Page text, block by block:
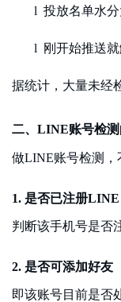
l 投放名单水分
l 刚开始推送
据统计，大量未经
二、 LINE账号检
做LINE账号检测，
1. 是否已注册LINE
判断该手机号是否
2. 是否可添加好友
即该账号目前是否